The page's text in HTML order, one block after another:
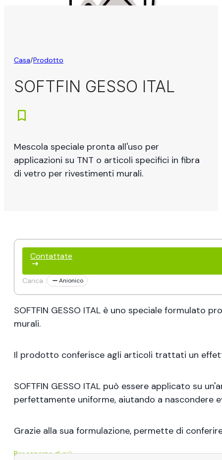
Casa/Prodotto
SOFTFIN GESSO ITAL
Mescola speciale pronta all'uso per
applicazioni su TNT o articoli specifici in fibra
di vetro per rivestimenti murali.
SOFTFIN GESSO ITAL è uno speciale
murali.
Il prodotto conferisce agli articoli trattati un
SOFTFIN GESSO ITAL può essere applicato su
perfettamente uniforme, aiutando a nascondere
Grazie alla sua formulazione, permette di
Per saperne di più
Contattate
Carica : Anionico